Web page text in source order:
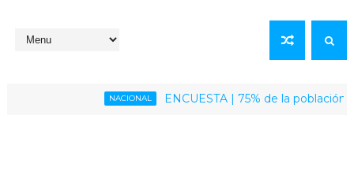
NACIONAL ENCUESTA | 75% de la población